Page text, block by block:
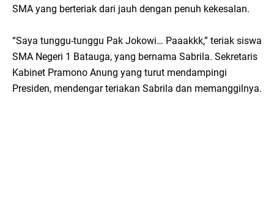
SMA yang berteriak dari jauh dengan penuh kekesalan.
“Saya tunggu-tunggu Pak Jokowi… Paaakkk,” teriak siswa
SMA Negeri 1 Batauga, yang bernama Sabrila. Sekretaris
Kabinet Pramono Anung yang turut mendampingi
Presiden, mendengar teriakan Sabrila dan memanggilnya.